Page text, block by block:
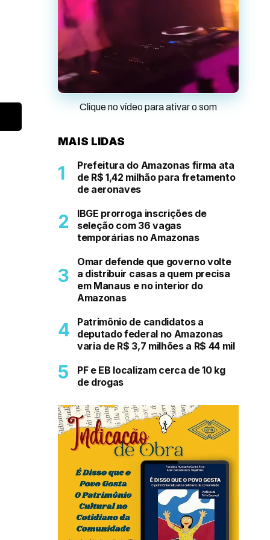
Clique no vídeo para ativar o som
MAIS LIDAS
Prefeitura do Amazonas firma ata
de R$ 1,42 milhão para fretamento
de aeronaves
IBGE prorroga inscrições de
seleção com 36 vagas
temporárias no Amazonas
Omar defende que governo volte
a distribuir casas a quem precisa
em Manaus e no interior do
Amazonas
Patrimônio de candidatos a
deputado federal no Amazonas
varia de R$ 3,7 milhões a R$ 44 mil
PF e EB localizam cerca de 10 kg
de drogas